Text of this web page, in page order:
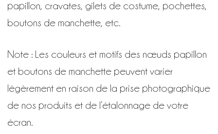
papillon, cravates, gilets de costume, pochettes,
boutons de manchette, etc.
Note : Les couleurs et motifs des nœuds papillon
et boutons de manchette peuvent varier
légèrement en raison de la prise photographique
de nos produits et de l’étalonnage de votre
écran.